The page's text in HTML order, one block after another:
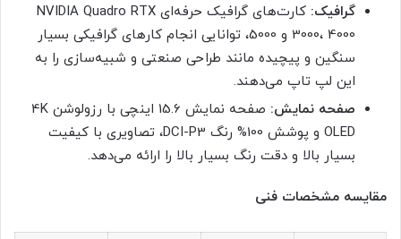
گرافیک:
کارت‌های گرافیک حرفه‌ای NVIDIA Quadro RTX
3000، 4000 و 5000، توانایی انجام کارهای گرافیکی بسیار
سنگین و پیچیده مانند طراحی صنعتی و شبیه‌سازی را به
این لپ تاپ می‌دهند.
صفحه نمایش:
صفحه نمایش 15.6 اینچی با رزولوشن 4K
OLED و پوشش 100% رنگ DCI-P3، تصاویری با کیفیت
بسیار بالا و دقت رنگ بسیار بالا را ارائه می‌دهد.
مقایسه مشخصات فنی